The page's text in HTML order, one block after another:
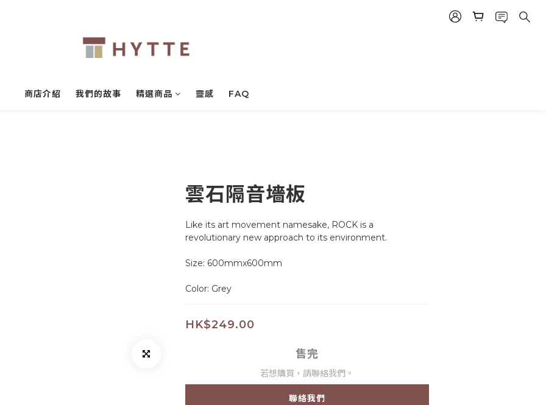
商店介紹 我們的故事 精選商品 靈感 FAQ
雲石隔音墻板
Like its art movement namesake, ROCK is a
revolutionary new approach to its environment.
Size: 600mmx600mm
Color: Grey
HK$249.00
售完
若想購買，請聯絡我們。
聯絡我們